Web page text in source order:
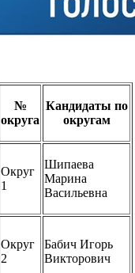
№
округа
Кандидаты по
округам
Округ
1
Шипаева
Марина
Васильевна
Округ
2
Бабич Игорь
Викторович